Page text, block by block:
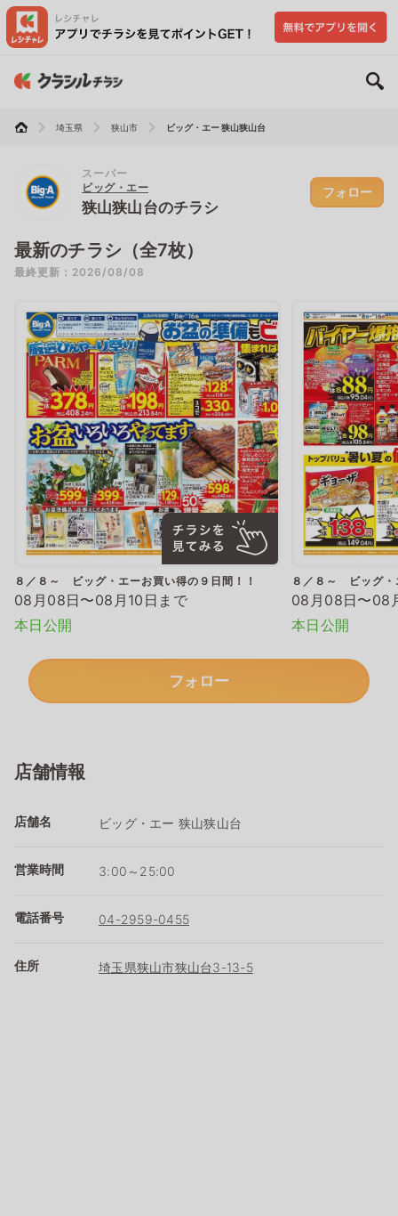
埼玉県 狭山市 ビッグ・エー 狭山狭山台
スーパー
ビッグ・エー
狭山狭山台のチラシ
フォロー
最新のチラシ（全7枚）
最終更新：2026/08/08
８／８～ ビッグ・エーお買い得の９日間！！
08月08日〜08月10日まで
本日公開
８／８～ ビッグ・
08月08日〜08
本日公開
フォロー
店舗情報
店舗名 ビッグ・エー 狭山狭山台
営業時間 3:00～25:00
電話番号 04-2959-0455
住所 埼玉県狭山市狭山台3-13-5